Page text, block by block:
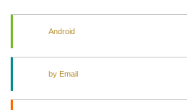
Android
by Email